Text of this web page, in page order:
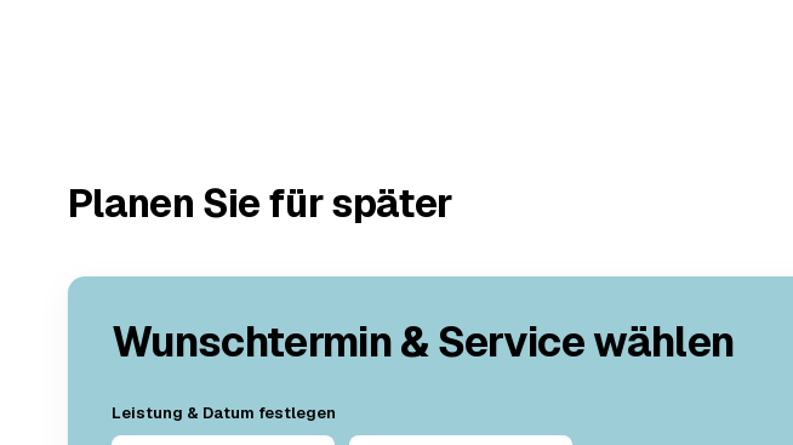
Planen Sie für später
Wunschtermin & Service wählen
Leistung & Datum festlegen